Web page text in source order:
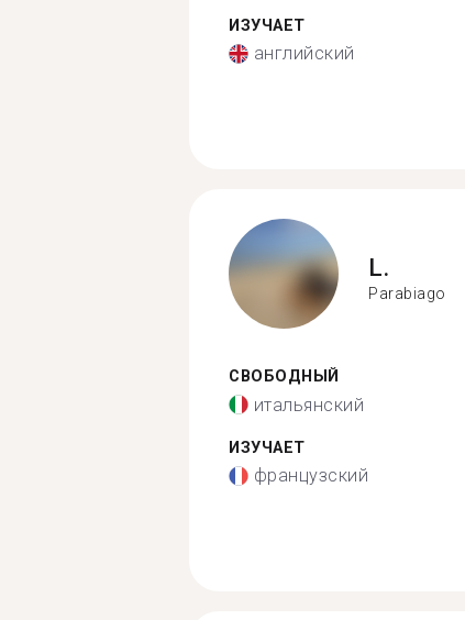
ИЗУЧАЕТ
английский
L.
Parabiago
СВОБОДНЫЙ
итальянский
ИЗУЧАЕТ
французский